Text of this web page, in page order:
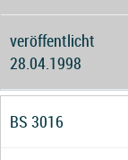
veröffentlicht
28.04.1998
BS 3016